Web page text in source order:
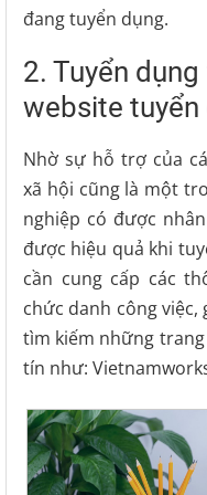
đang tuyển dụng.
2. Tuyển
website tuyển
Nhờ sự hỗ trợ của
xã hội cũng là một
nghiệp có được
được hiệu quả khi
cần cung cấp các
chức danh công
tìm kiếm những
tín như: